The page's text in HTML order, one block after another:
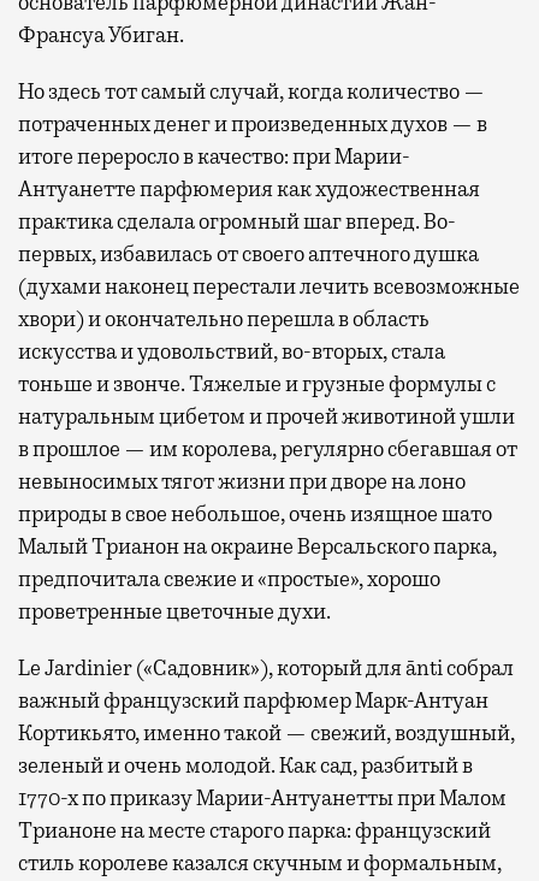
Франсуа Убиган.
Но здесь тот самый случай, когда количество —
потраченных денег и произведенных духов — в
итоге переросло в качество: при Марии-
Антуанетте парфюмерия как художественная
практика сделала огромный шаг вперед. Во-
первых, избавилась от своего аптечного душка
(духами наконец перестали лечить всевозможные
хвори) и окончательно перешла в область
искусства и удовольствий, во-вторых, стала
тоньше и звонче. Тяжелые и грузные формулы с
натуральным цибетом и прочей животиной ушли
в прошлое — им королева, регулярно cбегавшая от
невыносимых тягот жизни при дворе на лоно
природы в свое небольшое, очень изящное шато
Малый Трианон на окраине Версальского парка,
предпочитала свежие и «простые», хорошо
проветренные цветочные духи.
Le Jardinier («Садовник»), который для ānti собрал
важный французский парфюмер Марк-Антуан
Кортикьято, именно такой — свежий, воздушный,
зеленый и очень молодой. Как сад, разбитый в
1770-х по приказу Марии-Антуанетты при Малом
Трианоне на месте старого парка: французский
стиль королеве казался скучным и формальным,